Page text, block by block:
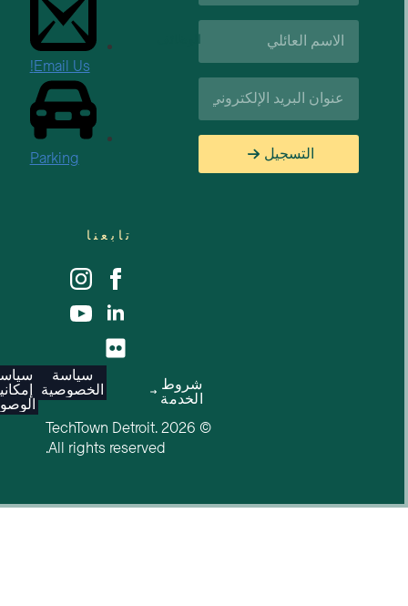
اسم
العائلة*
البريد
الإلكتروني*
التسجيل
الوظائف
Email Us!
Parking
تابعنا
شروط
الخدمة
سياسة
الخصوصية
سياسة
إمكانية
الوصول
© 2026 TechTown Detroit.
All rights reserved.